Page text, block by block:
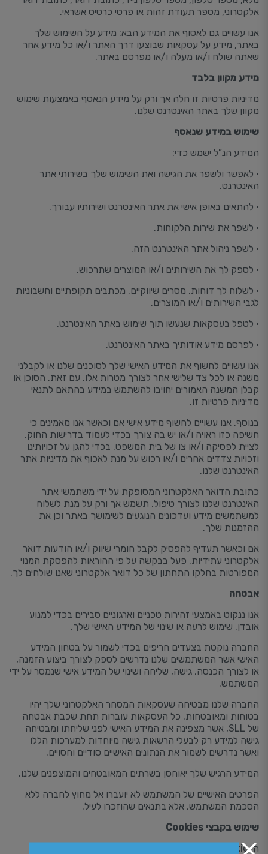
אלקטרוני, מספר תעודת זהות או פרטי כרטיס אשראי.
אנו עשויים גם לאסוף את המידע הבא: מידע על השימוש שלך
באתר, מידע על עסקאות שבוצעו דרך האתר ו/או כל מידע אחר
שאתה שולח ו/או מעלה ו/או מפרסם באתר.
מידע מקוון בלבד
מדיניות פרטיות זו חלה אך ורק על מידע הנאסף באמצעות שימוש
מקוון שלך באתר האינטרנט שלנו.
שימוש במידע שנאסף
המידע הנ”ל ישמש כדי:
• לאפשר ולשפר את הגישה ואת השימוש שלך בשירותי אתר
האינטרנט.
• להתאים באופן אישי את אתר האינטרנט ושירותיו עבורך.
• לשפר את שירות הלקוחות.
• לשפר ניהול אתר האינטרנט הזה.
• לספק לך את השירותים ו/או המוצרים שתרכוש.
• לשלוח לך דוחות, מסרים שיווקיים, מכתבים תקופתיים וחשבוניות
לגבי השירותים ו/או המוצרים.
• לטפל בעסקאות שנעשו תוך שימוש באתר האינטרנט.
• לפרסם מידע אודותיך באתר האינטרנט.
אנו עשויים לחשוף את המידע האישי שלך לסוכנים שלנו או לקבלני
משנה או לכל צד שלישי אחר לצורך מטרות אלו. עם זאת, הסוכן או
קבלן המשנה האמורים יחויבו להשתמש במידע בהתאם לתנאי
מדיניות פרטיות זו.
בנוסף, אנו עשויים לחשוף מידע אישי אם וכאשר אנו מאמינים כי
חשיפה כזו ראויה ו/או יש בה צורך בכדי לעמוד בדרישות החוק,
לציית לפסיקה ו/או צו של בית המשפט, בכדי להגן על זכויותינו
וזכויות צדדים אחרים ו/או רכוש על מנת לאכוף את מדיניות אתר
האינטרנט שלנו.
כתובת הדואר האלקטרוני המסופקת על ידי משתמשי אתר
האינטרנט שלנו לצורך טיפול, תשמש אך ורק על מנת לשלוח
למשתמשים מידע ועדכונים הנוגעים לשימושך באתר וכן את
ההזמנות שלך.
אם וכאשר תעדיף להפסיק לקבל חומרי שיווק ו/או הודעות דואר
אלקטרוני עתידיות, פעל בבקשה על פי ההוראות להפסקת המנוי
המפורטות בחלקו התחתון של כל דואר אלקטרוני שאנו שולחים לך.
אבטחה
אנו ננקוט באמצעי זהירות טכניים וארגוניים סבירים בכדי למנוע
אובדן, שימוש לרעה או שינוי של המידע האישי שלך.
החברה נוקטת בצעדים חריפים בכדי לשמור על בטחון המידע
האישי אשר המשתמשים שלנו נדרשים לספק לצורך ביצוע הזמנה,
או לצורך הכנסה, גישה, שליחה ושינוי של המידע אישי שנמסר על ידי
המשתמש.
החברה שלנו מבטיחה שעסקאות המסחר האלקטרוני שלך יהיו
בטוחות ומאובטחות. כל העסקאות עוברות תחת שכבת אבטחה
של SLL, אשר מצפינה את המידע האישי לפני שליחתו ומבטיחה
גישה למידע רק לבעלי הרשאות גישה מיוחדות למערכות הללו
ואשר נדרשים לשמור את הנתונים האישיים סודיים וחסויים.
המידע הרגיש שלך יאוחסן בשרתים המאובטחים והמוצפנים שלנו.
הפרטים האישיים של המשתמש לא יועברו אל מחוץ לחברה ללא
הסכמת המשתמש, אלא בתנאים שהוזכרו לעיל.
שימוש בקבצי Cookies